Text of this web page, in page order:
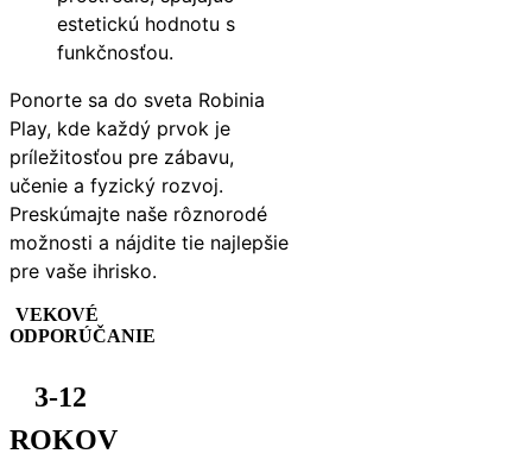
estetickú hodnotu s
funkčnosťou.
Ponorte sa do sveta Robinia
Play, kde každý prvok je
príležitosťou pre zábavu,
učenie a fyzický rozvoj.
Preskúmajte naše rôznorodé
možnosti a nájdite tie najlepšie
pre vaše ihrisko.
VEKOVÉ
ODPORÚČANIE
3-12
ROKOV